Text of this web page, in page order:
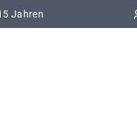
Jahren